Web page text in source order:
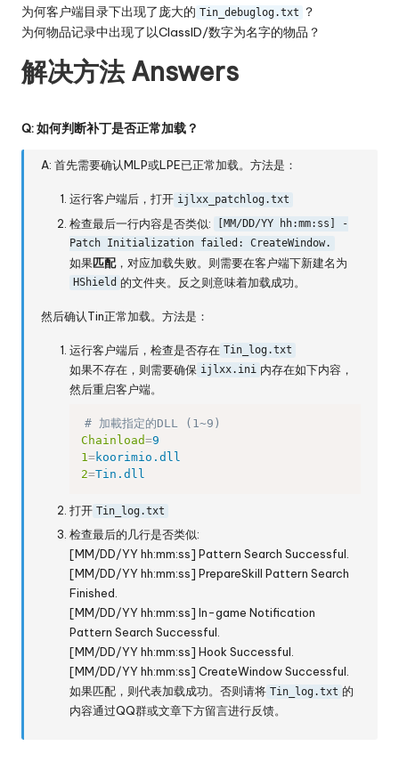
为何客户端目录下出现了庞大的 Tin_debuglog.txt
？
为何物品记录中出现了以ClassID/数字为名字的物品？
解决方法 Answers
Q: 如何判断补丁是否正常加载？
A: 首先需要确认MLP或LPE已正常加载。方法是：
运行客户端后，打开 ijlxx_patchlog.txt
检查最后一行内容是否类似:
[MM/DD/YY hh:mm:ss] -
Patch Initialization failed: CreateWindow.
如果匹配，对应加载失败。则需要在客户端下新建名为
HShield 的文件夹。反之则意味着加载成功。
然后确认Tin正常加载。方法是：
运行客户端后，检查是否存在 Tin_log.txt
如果不存在，则需要确保 ijlxx.ini 内存在如下内容，
然后重启客户端。
# 加載指定的DLL (1~9)
Chainload=9
1=koorimio.dll
2=Tin.dll
打开 Tin_log.txt
检查最后的几行是否类似:
[MM/DD/YY hh:mm:ss] Pattern Search Successful.
[MM/DD/YY hh:mm:ss] PrepareSkill Pattern Search
Finished.
[MM/DD/YY hh:mm:ss] In-game Notification
Pattern Search Successful.
[MM/DD/YY hh:mm:ss] Hook Successful.
[MM/DD/YY hh:mm:ss] CreateWindow Successful.
如果匹配，则代表加载成功。否则请将 Tin_log.txt 的
内容通过QQ群或文章下方留言进行反馈。